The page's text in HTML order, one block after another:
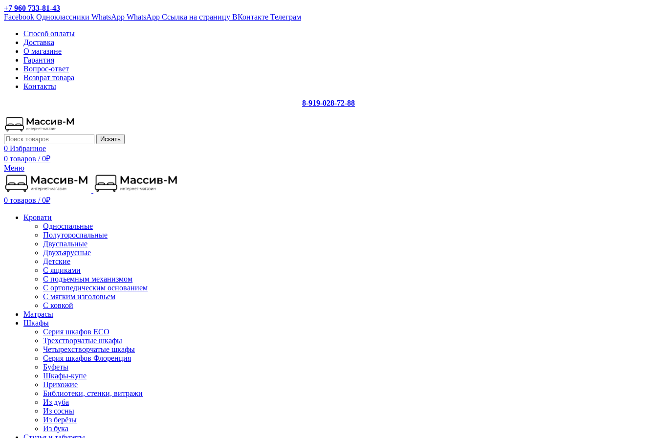
+7 960 733-81-43
Facebook Одноклассники WhatsApp WhatsApp Ссылка на страницу ВКонтакте Телеграм
Способ оплаты
Доставка
О магазине
Гарантия
Вопрос-ответ
Возврат товара
Контакты
8-919-028-72-88
Искать
0 Избранное
0 товаров / 0₽
Меню
0 товаров / 0₽
Кровати
Односпальные
Полутороспальные
Двуспальные
Двухъярусные
Детские
С ящиками
С подъемным механизмом
С ортопедическим основанием
С мягким изголовьем
С ковкой
Матрасы
Шкафы
Серия шкафов ECO
Трехстворчатые шкафы
Четырехстворчатые шкафы
Серия шкафов Флоренция
Буфеты
Шкафы-купе
Прихожие
Библиотеки, стенки, витражи
Из дуба
Из сосны
Из берёзы
Из бука